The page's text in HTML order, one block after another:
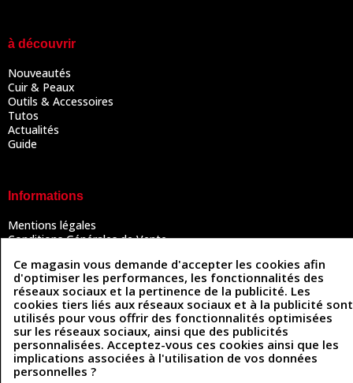
à découvrir
Nouveautés
Cuir & Peaux
Outils & Accessoires
Tutos
Actualités
Guide
Informations
Mentions légales
Conditions Générales de Vente
Politique des cookies
Contactez-nous
Coordonnées
493 Chemin de Catougnac
81300 Graulhet
Ce magasin vous demande d'accepter les cookies afin
d'optimiser les performances, les fonctionnalités des
réseaux sociaux et la pertinence de la publicité. Les
cookies tiers liés aux réseaux sociaux et à la publicité sont
utilisés pour vous offrir des fonctionnalités optimisées
sur les réseaux sociaux, ainsi que des publicités
personnalisées. Acceptez-vous ces cookies ainsi que les
implications associées à l'utilisation de vos données
personnelles ?